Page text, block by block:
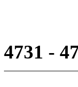
4731 -